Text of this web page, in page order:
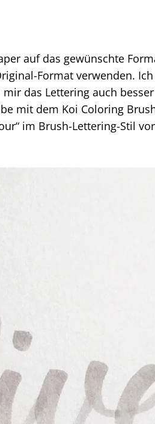
auf das gewünschte
Format verwenden.
das Lettering auch
mit dem Koi Coloring
im Brush-Lettering-Stil